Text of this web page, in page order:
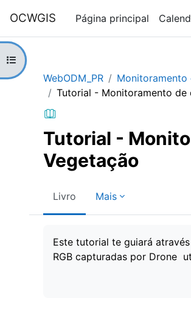
OCWGIS Página principal
Abrir índice da disciplina
WebODM_PR
Monitoramento
Tutorial - Monitoramento de
Tutorial -
Vegetação
Livro Mais
Este tutorial te guiará
RGB capturadas por Drone